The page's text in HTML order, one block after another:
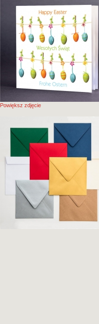
Powiększ zdjęcie